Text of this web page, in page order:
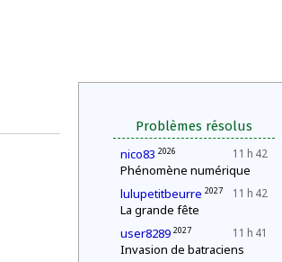
Problèmes résolus
11 h 42
nico83 2026
Phénomène numérique
11 h 42
lulupetitbeurre 2027
La grande fête
11 h 41
user8289 2027
Invasion de batraciens